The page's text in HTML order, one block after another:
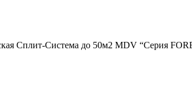
Сплит-Система до 50м2 MDV “Серия